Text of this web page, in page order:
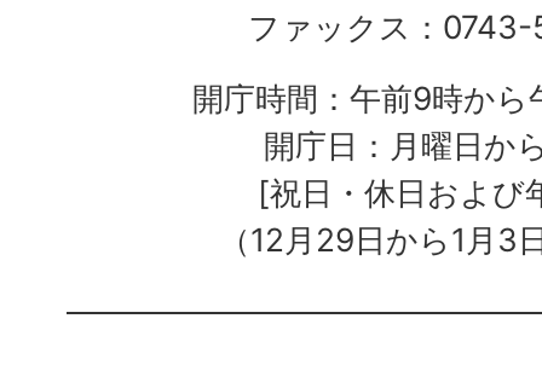
ファックス：
開庁時間：午前9時か
開庁日：月曜日か
[祝日・休日および
（12月29日から1月3